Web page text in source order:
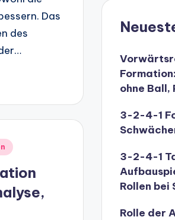
Das
des
ohne Ball,
3-2-4-1
3-2-4-1
Rollen
Rolle der